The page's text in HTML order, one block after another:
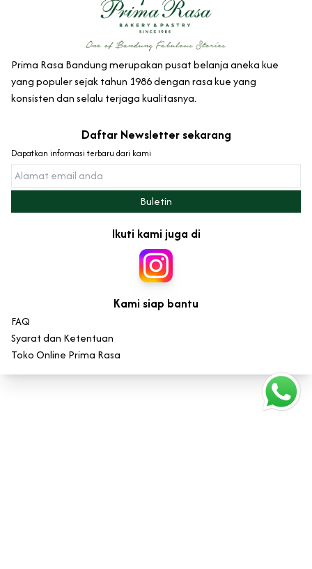
Prima Rasa Bandung merupakan pusat belanja aneka kue
yang populer sejak tahun 1986 dengan rasa kue yang
konsisten dan selalu terjaga kualitasnya.
Daftar Newsletter sekarang
Dapatkan informasi terbaru dari kami
Ikuti kami juga di
Kami siap bantu
FAQ
Syarat dan Ketentuan
Toko Online Prima Rasa